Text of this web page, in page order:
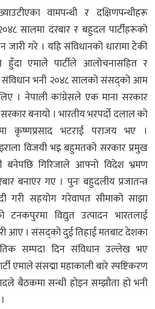
वामपन्थी र दक्षिणपन्थीहरू
सालमा दरबार र बहुदल पार्टीहरूको
जारी गरे । यहि संविधानको धारामा टेकी
हुँदा एमाले पार्टीले आलोचनासहित र
संविधान भनी २०४८ सालको संसद्को आम
लिए । नेपाली कांग्रेसले एक माना सरकार
बनायो । भारतीय भरपर्दो दलाल को
कृष्णप्रसाद भटराई पराजय भए ।
विजयी भइ बहुमतको सरकार प्रमुख
बनेपछि गिरिजाले आफ्नो विदेश भ्रमण
बनाएर गए । पुनः बहुदलीय प्रजातन्त्र
गरी सहयोग गरेवापत सीमाको साझा
टनकपुरमा विद्युत उत्पादन भारतलाई
आए । संसद्को दुई तिहाई मतबाट देशका
सम्पदा दिन संविधान उल्लेख भए
एमाले संसद्मा महाकाली बारे स्पष्टिकरण
बैठकमा सन्धी होइन सम्झौता हो भनी